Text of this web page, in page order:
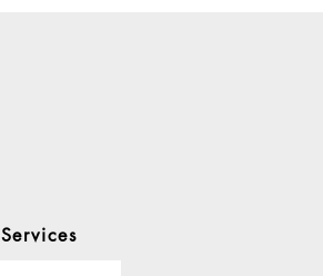
Services